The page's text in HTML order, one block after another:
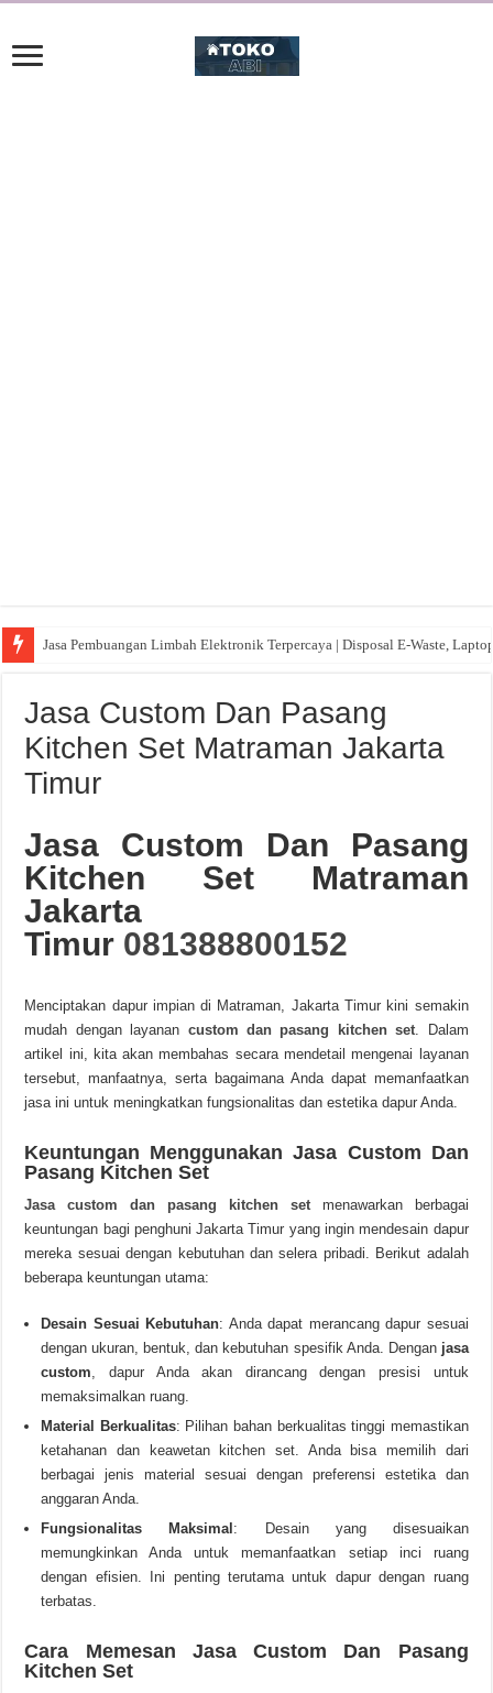
Jasa Pembuangan Limbah Elektronik Terpercaya | Disposal E-Waste,
Jasa Custom Dan Pasang
Kitchen Set Matraman Jakarta
Timur
Jasa Custom Dan Pasang
Kitchen Set Matraman
Jakarta
Timur 081388800152
Menciptakan dapur impian di Matraman, Jakarta Timur kini semakin
mudah dengan layanan custom dan pasang kitchen set. Dalam
artikel ini, kita akan membahas secara mendetail mengenai layanan
tersebut, manfaatnya, serta bagaimana Anda dapat memanfaatkan
jasa ini untuk meningkatkan fungsionalitas dan estetika dapur Anda.
Keuntungan Menggunakan Jasa Custom Dan
Pasang Kitchen Set
Jasa custom dan pasang kitchen setmenawarkan berbagai
keuntungan bagi penghuni Jakarta Timur yang ingin mendesain dapur
mereka sesuai dengan kebutuhan dan selera pribadi. Berikut adalah
beberapa keuntungan utama:
Desain Sesuai Kebutuhan: Anda dapat merancang dapur sesuai
dengan ukuran, bentuk, dan kebutuhan spesifik Anda. Dengan jasa
custom, dapur Anda akan dirancang dengan presisi untuk
memaksimalkan ruang.
Material Berkualitas: Pilihan bahan berkualitas tinggi memastikan
ketahanan dan keawetan kitchen set. Anda bisa memilih dari
berbagai jenis material sesuai dengan preferensi estetika dan
anggaran Anda.
Fungsionalitas Maksimal : Desain yang disesuaikan
memungkinkan Anda untuk memanfaatkan setiap inci ruang
dengan efisien. Ini penting terutama untuk dapur dengan ruang
terbatas.
Cara Memesan Jasa Custom Dan Pasang
Kitchen Set